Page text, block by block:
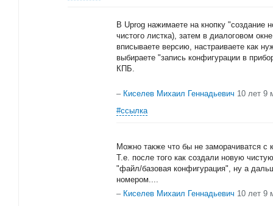
В Uprog нажимаете на кнопку "создание
чистого листка), затем в диалоговом
вписываете версию, настраиваете как
выбираете "запись конфигурации в
КПБ.
– Киселев Михаил Геннадьевич 10 лет 9
#ссылка
Можно также что бы не заморачиватся с
Т.е. после того как создали новую
"файл/базовая конфигурация", ну а
номером....
– Киселев Михаил Геннадьевич 10 лет 9